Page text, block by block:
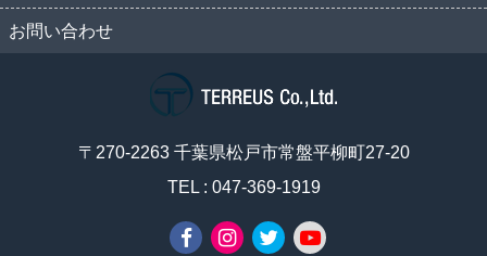
お問い合わせ
〒270-2263 千葉県松戸市常盤平柳町27-20
TEL : 047-369-1919